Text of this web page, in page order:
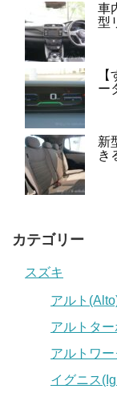
車
型
ー
新
き
カテゴリー
スズキ
アルト
アルトタ
アルトワ
イグニス